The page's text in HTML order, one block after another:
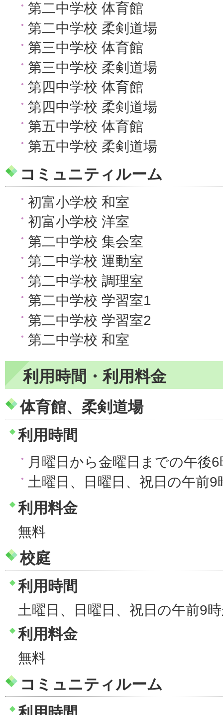
第二中学校 体育館
第二中学校 柔剣道場
第三中学校 体育館
第三中学校 柔剣道場
第四中学校 体育館
第四中学校 柔剣道場
第五中学校 体育館
第五中学校 柔剣道場
コミュニティルーム
初富小学校 和室
初富小学校 洋室
第二中学校 集会室
第二中学校 運動室
第二中学校 調理室
第二中学校 学習室1
第二中学校 学習室2
第二中学校 和室
利用時間・利用料金
体育館、柔剣道場
利用時間
月曜日から金曜日までの午後
土曜日、日曜日、祝日の午前
利用料金
無料
校庭
利用時間
土曜日、日曜日、祝日の午前9
利用料金
無料
コミュニティルーム